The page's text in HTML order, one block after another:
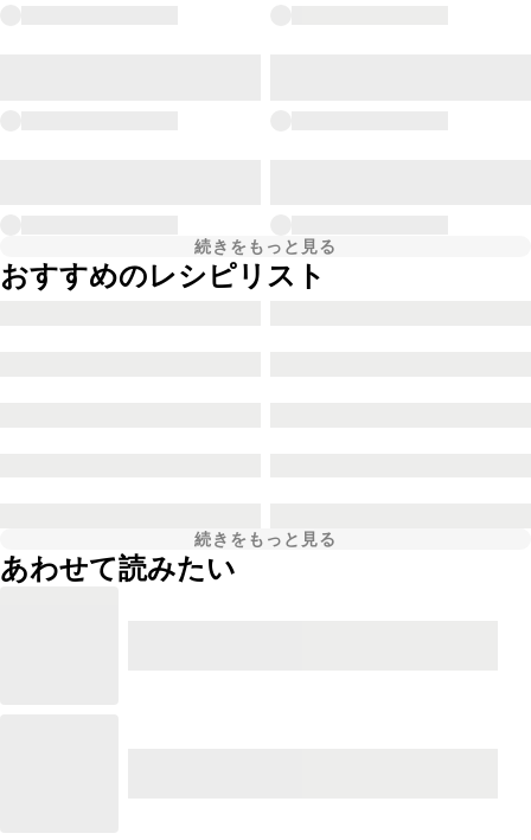
続きをもっと見る
おすすめのレシピリスト
続きをもっと見る
あわせて読みたい